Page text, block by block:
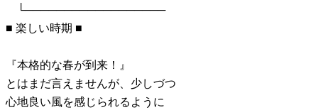
└──────────────────
■ 楽しい時期 ■
『本格的な春が到来！』
とはまだ言えませんが、少しづつ
心地良い風を感じられるように